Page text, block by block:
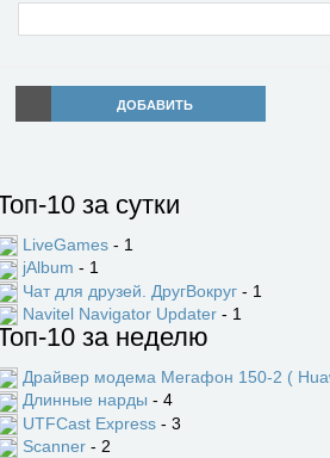
ДОБАВИТЬ
10 за сутки
LiveGames - 1
jAlbum - 1
Чат для друзей. ДругВокруг - 1
Navitel Navigator Updater - 1
10 за неделю
Драйвер модема Мегафон 150-2 (
Длинные нарды - 4
UTFCast Express - 3
Scanner - 2